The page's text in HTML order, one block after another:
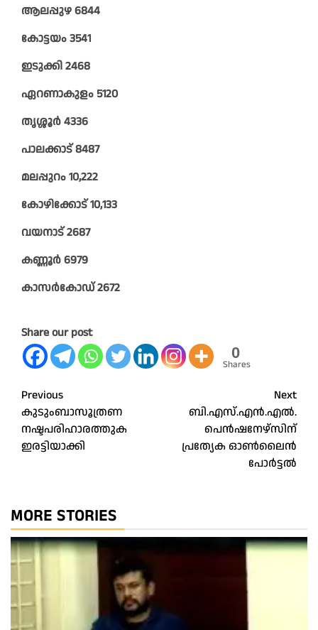
ആലപ്പുഴ 6844
കോട്ടയം 3541
ഇടുക്കി 2468
ഏറണാകുളം 5120
തൃശ്ശൂർ 4336
പാലക്കാട് 8487
മലപ്പുറം 10,222
കോഴിക്കോട് 10,133
വയനാട് 2687
കണ്ണൂർ 6979
കാസർകോഡ് 2672
Share our post
0
Shares
Post
navigation
Previous
കുടുംബാസൂത്രണ
നഷ്ടപരിഹാരത്തുക
ഇരട്ടിയാക്കി
Next
ബി.എസ്.എൻ.എൽ.
പെൻഷനേഴ്‌സിന്
പ്രത്യേക ഓൺലൈൻ
പോർട്ടൽ
MORE STORIES